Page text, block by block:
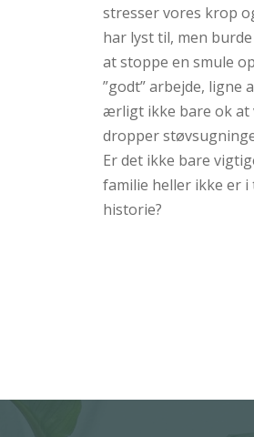
stresser vores krop
har lyst til, men
at stoppe en smule
”godt” arbejde, ligne
ærligt ikke bare ok at
dropper
Er det ikke bare
familie heller ikke er
historie?